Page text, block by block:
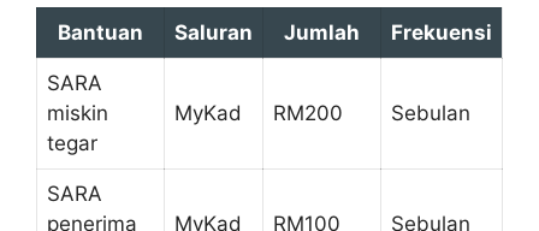
Bantuan Saluran Jumlah Frekuensi
SARA
miskin
tegar
MyKad RM200 Sebulan
SARA
penerima
MyKad RM100 Sebulan